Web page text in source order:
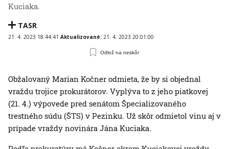
Kuciaka.
TASR
21. 4. 2023 18:44:41 Aktualizované: 21. 4. 2023 20:01:00
Odlož na neskôr
Obžalovaný Marian Kočner odmieta, že by si objednal
vraždu trojice prokurátorov. Vyplýva to z jeho piatkovej
(21. 4.) výpovede pred senátom Špecializovaného
trestného súdu (ŠTS) v Pezinku. Už skôr odmietol vinu aj v
prípade vraždy novinára Jána Kuciaka.